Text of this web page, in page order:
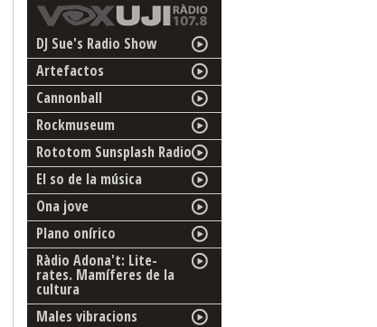
DJ Sue's Radio Show
Artefactos
Cannonball
Rockmuseum
Rototom Sunsplash Radio
El so de la música
Ona jove
Plano onírico
Ràdio Adona't: Lite-
rates. Mamíferes de la
cultura
Males vibracions